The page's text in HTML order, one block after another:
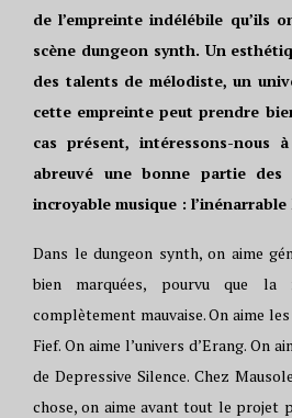
de l’empreinte indélébile qu’ils
scène dungeon synth. Un
des talents de mélodiste, un
cette empreinte peut prendre
cas présent, intéressons-nous
abreuvé une bonne partie des
incroyable musique : l’inénarrable
Dans le dungeon synth, on aime
bien marquées, pourvu que la
complètement mauvaise. On aime
Fief. On aime l’univers d’Erang. On
de Depressive Silence. Chez
chose, on aime avant tout le projet